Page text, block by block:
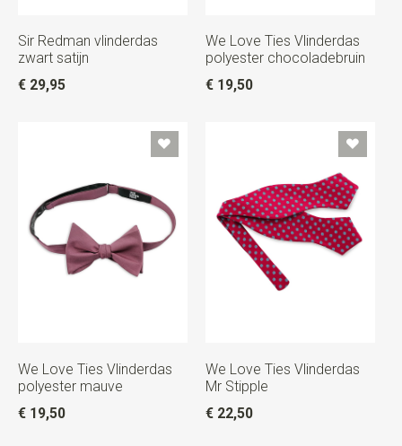
Sir Redman vlinderdas
zwart satijn
€ 29,95
We Love Ties Vlinderdas
polyester chocoladebruin
€ 19,50
We Love Ties Vlinderdas
polyester mauve
€ 19,50
We Love Ties Vlinderdas
Mr Stipple
€ 22,50